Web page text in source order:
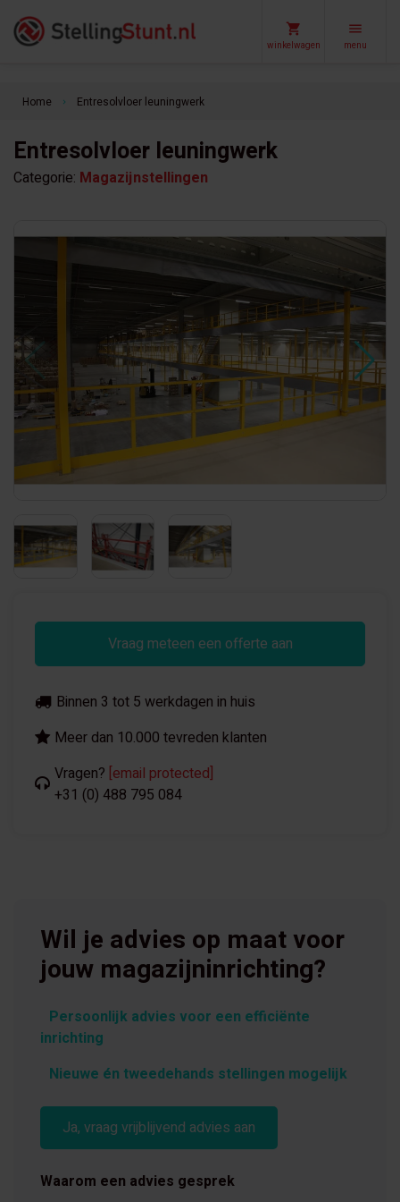
winkelwagen menu
Home keyboard_arrow_right Entresolvloer leuningwerk
Entresolvloer leuningwerk
Categorie: Magazijnstellingen
Vraag meteen een offerte aan
Binnen 3 tot 5 werkdagen in huis
Meer dan 10.000 tevreden klanten
Vragen? [email protected]
+31 (0) 488 795 084
Wil je advies op maat voor
jouw magazijninrichting?
Persoonlijk advies voor een efficiënte
inrichting
Nieuwe én tweedehands stellingen mogelijk
Ja, vraag vrijblijvend advies aan
Waarom een advies gesprek